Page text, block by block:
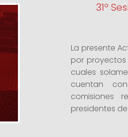
31º
La presente
por proyectos
cuales
cuentan
comisiones
presidentes